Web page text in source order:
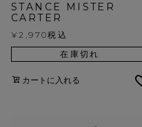
STANCE MISTER
CARTER
¥ 2,970税込
在庫切れ
カートに入れる